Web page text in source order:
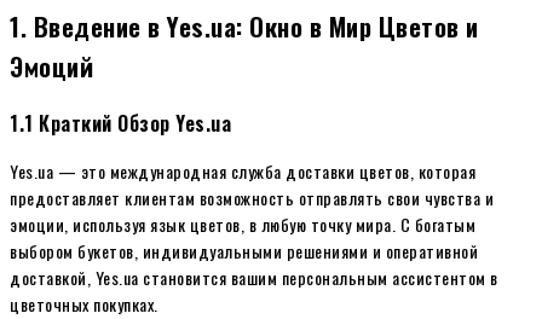
1. Введение в Yes.ua: Окно в Мир Цветов и
Эмоций
1.1 Краткий Обзор Yes.ua
Yes.ua — это международная служба доставки цветов, которая
предоставляет клиентам возможность отправлять свои чувства и
эмоции, используя язык цветов, в любую точку мира. С богатым
выбором букетов, индивидуальными решениями и оперативной
доставкой, Yes.ua становится вашим персональным ассистентом в
цветочных покупках.